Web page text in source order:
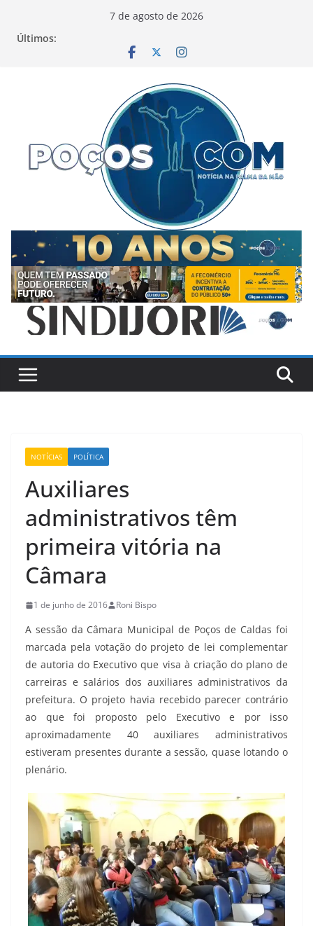
7 de agosto de 2026
Últimos:
NOTÍCIAS POLÍTICA
Auxiliares
administrativos têm
primeira vitória na
Câmara
1 de junho de 2016 Roni Bispo
A sessão da Câmara Municipal de Poços de Caldas foi
marcada pela votação do projeto de lei complementar
de autoria do Executivo que visa à criação do plano de
carreiras e salários dos auxiliares administrativos da
prefeitura. O projeto havia recebido parecer contrário
ao que foi proposto pelo Executivo e por isso
aproximadamente 40 auxiliares administrativos
estiveram presentes durante a sessão, quase lotando o
plenário.